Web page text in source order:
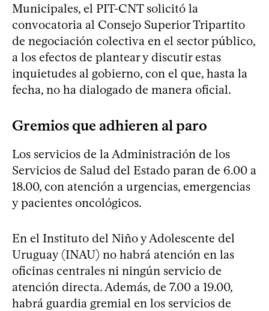
Municipales, el PIT-CNT solicitó la
convocatoria al Consejo Superior Tripartito
de negociación colectiva en el sector público,
a los efectos de plantear y discutir estas
inquietudes al gobierno, con el que, hasta la
fecha, no ha dialogado de manera oficial.
Gremios que adhieren al paro
Los servicios de la Administración de los
Servicios de Salud del Estado paran de 6.00 a
18.00, con atención a urgencias, emergencias
y pacientes oncológicos.
En el Instituto del Niño y Adolescente del
Uruguay (INAU) no habrá atención en las
oficinas centrales ni ningún servicio de
atención directa. Además, de 7.00 a 19.00,
habrá guardia gremial en los servicios de